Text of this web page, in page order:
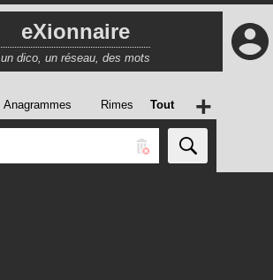
eXionnaire
un dico, un réseau, des mots
Anagrammes Rimes Tout +